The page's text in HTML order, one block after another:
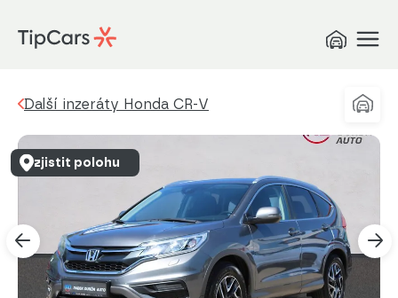
Další inzeráty Honda CR-V
zjistit polohu